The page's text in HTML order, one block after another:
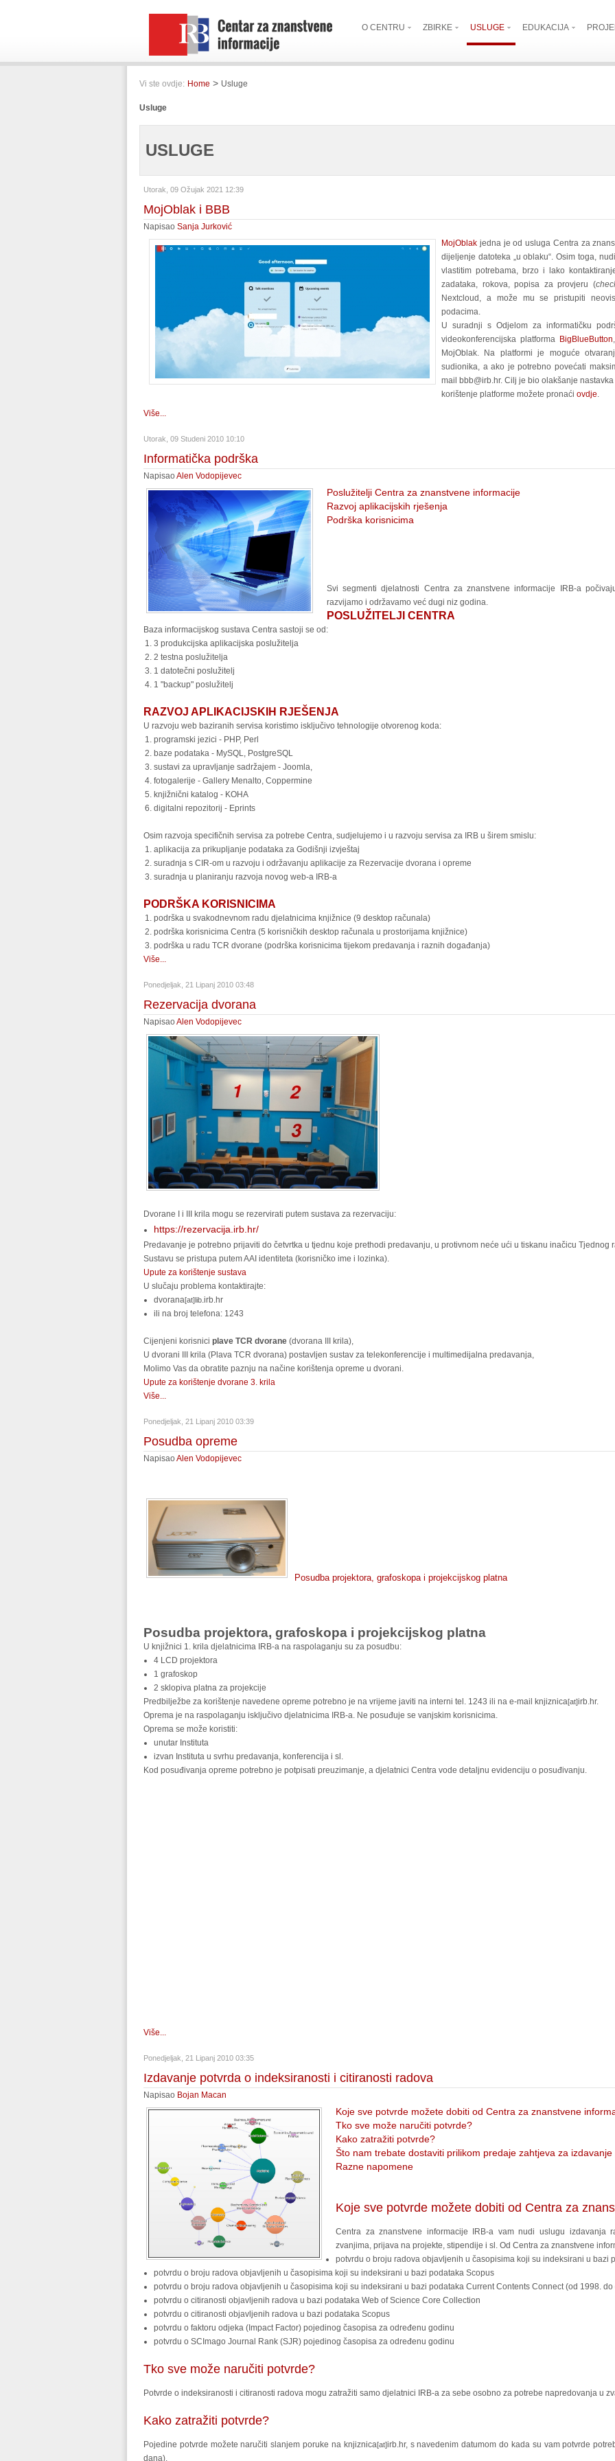
O CENTRU ZBIRKE USLUGE EDUKACIJA
Vi ste ovdje: Home > Usluge
Usluge
USLUGE
Utorak, 09 Ožujak 2021 12:39
MojOblak i BBB
Napisao Sanja Jurković
MojOblak jedna je od usluga Centra za
dijeljenje datoteka „u oblaku“. Osim toga,
vlastitim potrebama, brzo i lako
zadataka, rokova, popisa za provjeru (
Nextcloud, a može mu se pristupiti
podacima.
U suradnji s Odjelom za informatičku
videokonferencijska platforma BigBlueButton
MojOblak. Na platformi je moguće
sudionika, a ako je potrebno povećati
mail bbb@irb.hr. Cilj je bio olakšanje
korištenje platforme možete pronaći ovdje.
Više...
Utorak, 09 Studeni 2010 10:10
Informatička podrška
NapisaoAlen Vodopijevec
Poslužitelji Centra za znanstvene informacije
Razvoj aplikacijskih rješenja
Podrška korisnicima
Svi segmenti djelatnosti Centra za znanstvene informacije IRB-a
razvijamo i održavamo već dugi niz godina.
POSLUŽITELJI CENTRA
Baza informacijskog sustava Centra sastoji se od:
3 produkcijska aplikacijska poslužitelja
2 testna poslužitelja
1 datotečni poslužitelj
1 "backup" poslužitelj
RAZVOJ APLIKACIJSKIH RJEŠENJA
U razvoju web baziranih servisa koristimo isključivo tehnologije otvorenog koda:
programski jezici - PHP, Perl
baze podataka - MySQL, PostgreSQL
sustavi za upravljanje sadržajem - Joomla,
fotogalerije - Gallery Menalto, Coppermine
knjižnični katalog - KOHA
digitalni repozitorij - Eprints
Osim razvoja specifičnih servisa za potrebe Centra, sudjelujemo i u razvoju servisa za IRB u širem smislu:
aplikacija za prikupljanje podataka za Godišnji izvještaj
suradnja s CIR-om u razvoju i održavanju aplikacije za Rezervacije dvorana i opreme
suradnja u planiranju razvoja novog web-a IRB-a
PODRŠKA KORISNICIMA
podrška u svakodnevnom radu djelatnicima knjižnice (9 desktop računala)
podrška korisnicima Centra (5 korisničkih desktop računala u prostorijama knjižnice)
podrška u radu TCR dvorane (podrška korisnicima tijekom predavanja i raznih događanja)
Više...
Ponedjeljak, 21 Lipanj 2010 03:48
Rezervacija dvorana
NapisaoAlen Vodopijevec
Dvorane I i III krila mogu se rezervirati putem sustava za rezervaciju:
https://rezervacija.irb.hr/
Predavanje je potrebno prijaviti do četvrtka u tjednu koje prethodi predavanju, u protivnom neće ući u tiskanu inačicu Tjednog
Sustavu se pristupa putem AAI identiteta (korisničko ime i lozinka).
Upute za korištenje sustava
U slučaju problema kontaktirajte:
dvorana[at]lib.irb.hr
ili na broj telefona: 1243
Cijenjeni korisnici plave TCR dvorane (dvorana III krila),
U dvorani III krila (Plava TCR dvorana) postavljen sustav za telekonferencije i multimedijalna predavanja,
Molimo Vas da obratite paznju na načine korištenja opreme u dvorani.
Upute za korištenje dvorane 3. krila
Više...
Ponedjeljak, 21 Lipanj 2010 03:39
Posudba opreme
NapisaoAlen Vodopijevec
Posudba projektora, grafoskopa i projekcijskog platna
Posudba projektora, grafoskopa i projekcijskog platna
U knjižnici 1. krila djelatnicima IRB-a na raspolaganju su za posudbu:
4 LCD projektora
1 grafoskop
2 sklopiva platna za projekcije
Predbilježbe za korištenje navedene opreme potrebno je na vrijeme javiti na interni tel. 1243 ili na e-mail knjiznica[at]irb.hr.
Oprema je na raspolaganju isključivo djelatnicima IRB-a. Ne posuđuje se vanjskim korisnicima.
Oprema se može koristiti:
unutar Instituta
izvan Instituta u svrhu predavanja, konferencija i sl.
Kod posuđivanja opreme potrebno je potpisati preuzimanje, a djelatnici Centra vode detaljnu evidenciju o posuđivanju.
Više...
Ponedjeljak, 21 Lipanj 2010 03:35
Izdavanje potvrda o indeksiranosti i citiranosti radova
Napisao Bojan Macan
Koje sve potvrde možete dobiti od Centra za znanstvene
Tko sve može naručiti potvrde?
Kako zatražiti potvrde?
Što nam trebate dostaviti prilikom predaje zahtjeva za
Razne napomene
Koje sve potvrde možete dobiti od Centra za
Centra za znanstvene informacije IRB-a vam nudi uslugu izdavanja
zvanjima, prijava na projekte, stipendije i sl. Od Centra za znanstvene
potvrdu o broju radova objavljenih u časopisima koji su indeksirani u bazi
potvrdu o broju radova objavljenih u časopisima koji su indeksirani u bazi podataka Scopus
potvrdu o broju radova objavljenih u časopisima koji su indeksirani u bazi podataka Current Contents Connect (od 1998. do
potvrdu o citiranosti objavljenih radova u bazi podataka Web of Science Core Collection
potvrdu o citiranosti objavljenih radova u bazi podataka Scopus
potvrdu o faktoru odjeka (Impact Factor) pojedinog časopisa za određenu godinu
potvrdu o SCImago Journal Rank (SJR) pojedinog časopisa za određenu godinu
Tko sve može naručiti potvrde?
Potvrde o indeksiranosti i citiranosti radova mogu zatražiti samo djelatnici IRB-a za sebe osobno za potrebe napredovanja u
Kako zatražiti potvrde?
Pojedine potvrde možete naručiti slanjem poruke na knjiznica[at]irb.hr, s navedenim datumom do kada su vam potvrde
dana).